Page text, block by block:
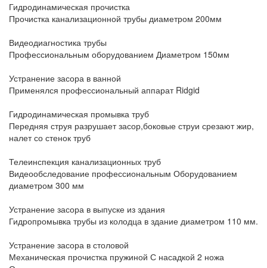
Гидродинамическая прочистка
Прочистка канализационной трубы диаметром 200мм
Видеодиагностика трубы
Профессиональным оборудованием Диаметром 150мм
Устранение засора в ванной
Применялся профессиональный аппарат Ridgid
Гидродинамическая промывка труб
Передняя струя разрушает засор,боковые струи срезают жир,
налет со стенок труб
Телеинспекция канализационных труб
Видеообследование профессиональным Оборудованием
диаметром 300 мм
Устранение засора в выпуске из здания
Гидропромывка трубы из колодца в здание диаметром 110 мм.
Устранение засора в столовой
Механическая прочистка пружиной С насадкой 2 ножа